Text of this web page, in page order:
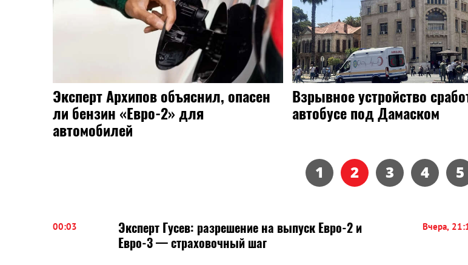
В Госдуме предложили создать
в России специальное авто для
такси
В Зардабе автомобиль
опору:
1 2 3 4 5
00:03
Эксперт Гусев: разрешение на выпуск Евро-2 и
Евро-3 — страховочный шаг
Вчера,